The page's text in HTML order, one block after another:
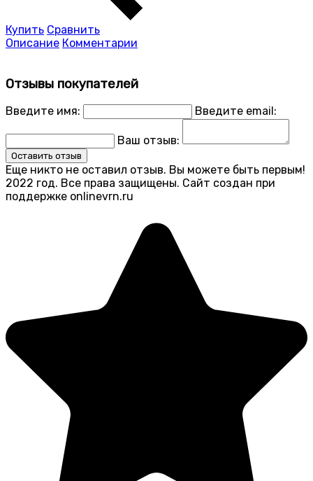
Купить Сравнить
Описание Комментарии
Отзывы покупателей
Введите имя: Введите email:
Ваш отзыв:
Оставить отзыв
Еще никто не оставил отзыв. Вы можете быть первым!
2022 год. Все права защищены. Сайт создан при
поддержке onlinevrn.ru